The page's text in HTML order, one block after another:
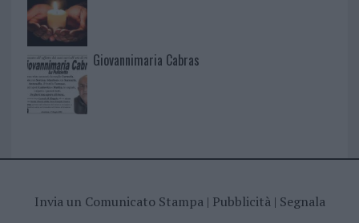
Giovannimaria Cabras
Invia un Comunicato Stampa| Pubblicità| Segnala